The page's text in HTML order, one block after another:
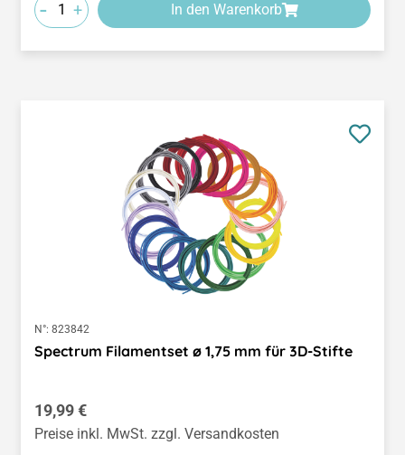
- + In den Warenkorb
N°: 823842
Spectrum Filamentset ø 1,75 mm für 3D-Stifte
Regulärer Preis:
19,99 €
Preise inkl. MwSt. zzgl. Versandkosten